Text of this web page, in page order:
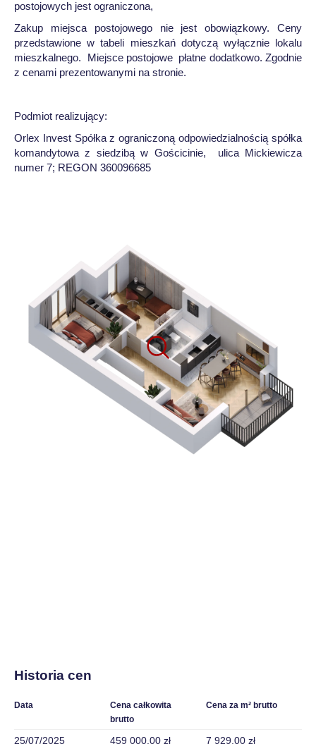
postojowych jest ograniczona,
Zakup miejsca postojowego nie jest obowiązkowy. Ceny
przedstawione w tabeli mieszkań dotyczą wyłącznie lokalu
mieszkalnego. Miejsce postojowe płatne dodatkowo. Zgodnie
z cenami prezentowanymi na stronie.
Podmiot realizujący:
Orlex Invest Spółka z ograniczoną odpowiedzialnością spółka
komandytowa z siedzibą w Gościcinie, ulica Mickiewicza
numer 7; REGON 360096685
Historia cen
Data
Cena całkowita
brutto
Cena za m² brutto
25/07/2025 459 000,00 zł 7 929,00 zł